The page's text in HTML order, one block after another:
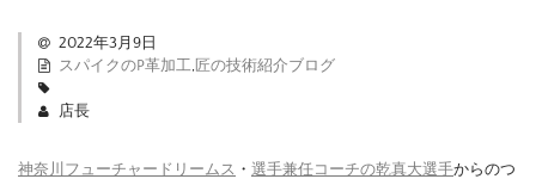
2022年3月9日
スパイクのP革加工, 匠の技術紹介ブログ
店長
神奈川フューチャードリームス ・ 選手兼任コーチの乾真大選手からのつ